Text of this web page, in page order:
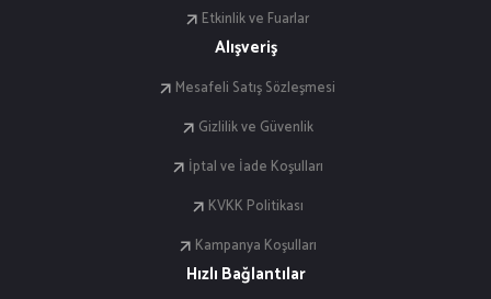
Etkinlik ve Fuarlar
Alışveriş
Mesafeli Satış Sözleşmesi
Gizlilik ve Güvenlik
İptal ve İade Koşulları
KVKK Politikası
Kampanya Koşulları
Hızlı Bağlantılar